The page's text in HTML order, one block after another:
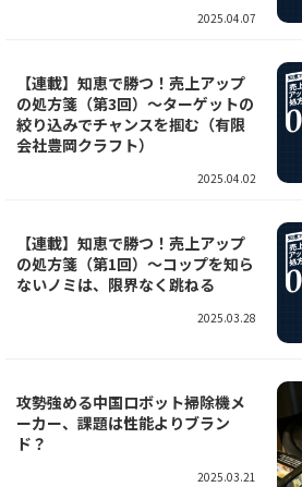
2025.04.07
【連載】知恵で勝つ！売上アップ
の処方箋（第3回）～ターゲットの
絞り込みでチャンスを掴む（有限
会社豊岡クラフト）
2025.04.02
【連載】知恵で勝つ！売上アップ
の処方箋（第1回）～コップを知ら
ないノミは、限界なく跳ねる
2025.03.28
攻勢強める中国ロボット掃除機メ
ーカー、課題は性能よりブラン
ド？
2025.03.21